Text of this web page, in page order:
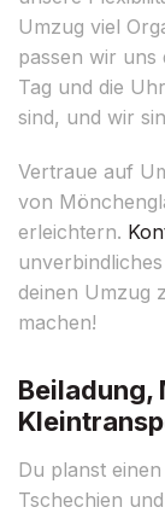
Umzug viel
passen wir uns
Tag und die
sind, und wir
Vertraue auf
von
erleichtern.
deinen Umzug
machen!
Beiladung,
Du planst
Tschechien